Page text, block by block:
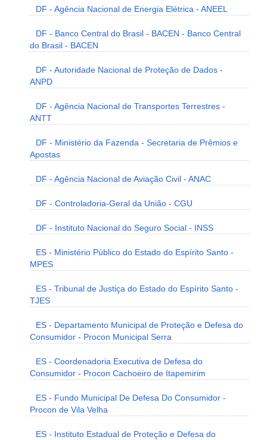
DF - Agência Nacional de Energia Elétrica - ANEEL
DF - Banco Central do Brasil - BACEN - Banco Central
do Brasil - BACEN
DF - Autoridade Nacional de Proteção de Dados -
ANPD
DF - Agência Nacional de Transportes Terrestres -
ANTT
DF - Ministério da Fazenda - Secretaria de Prêmios e
Apostas
DF - Agência Nacional de Aviação Civil - ANAC
DF - Controladoria-Geral da União - CGU
DF - Instituto Nacional do Seguro Social - INSS
ES - Ministério Público do Estado do Espírito Santo -
MPES
ES - Tribunal de Justiça do Estado do Espírito Santo -
TJES
ES - Departamento Municipal de Proteção e Defesa do
Consumidor - Procon Municipal Serra
ES - Coordenadoria Executiva de Defesa do
Consumidor - Procon Cachoeiro de Itapemirim
ES - Fundo Municipal De Defesa Do Consumidor -
Procon de Vila Velha
ES - Instituto Estadual de Proteção e Defesa do